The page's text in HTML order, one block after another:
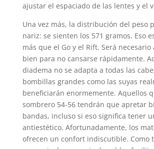
ajustar el espaciado de las lentes y el
Una vez más, la distribución del peso
nariz: se sienten los 571 gramos. Eso
más que el Go y el Rift. Será
bien para no cansarse rápidamente.
diadema no se adapta a todas las
bombillas grandes como las suyas
beneficiarán enormemente. Aquellos
sombrero 54-56 tendrán que apretar
bandas, incluso si eso significa tener
antiestético. Afortunadamente, los
ofrecen un confort indiscutible. Como